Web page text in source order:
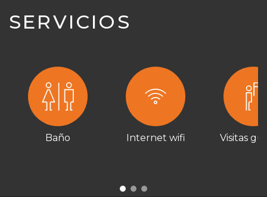
SERVICIOS
Baño Internet wifi Visitas